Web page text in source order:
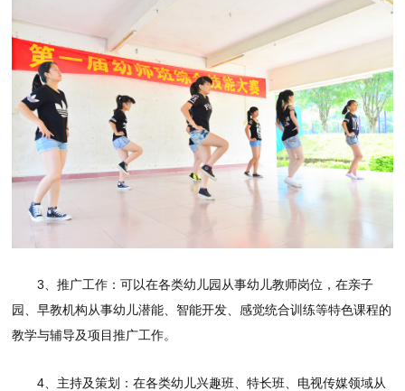
3、推广工作：可以在各类幼儿园从事幼儿教师岗位，在亲子
园、早教机构从事幼儿潜能、智能开发、感觉统合训练等特色课程的
教学与辅导及项目推广工作。
4、主持及策划：在各类幼儿兴趣班、特长班、电视传媒领域从